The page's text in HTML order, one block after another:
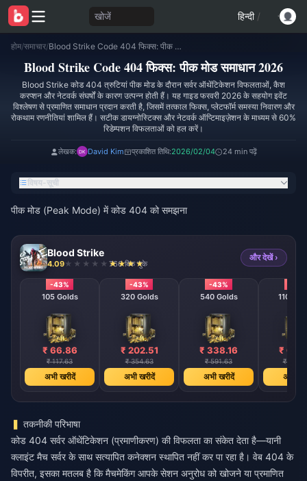
खोजें हिन्दी /
होम/समाचार/ Blood Strike Code 404 फिक्स: पीक मोड समाधान 2026
Blood Strike Code 404 फिक्स: पीक मोड समाधान 2026
Blood Strike कोड 404 त्रुटियां पीक मोड के दौरान सर्वर ऑथेंटिकेशन विफलताओं, कैश
करप्शन और नेटवर्क संघर्षों के कारण उत्पन्न होती हैं। यह गाइड फरवरी 2026 के सहयोग इवेंट
विश्लेषण से प्रमाणित समाधान प्रदान करती है, जिसमें तत्काल फिक्स, प्लेटफॉर्म समस्या निवारण और
रोकथाम रणनीतियां शामिल हैं। सटीक डायग्नोस्टिक्स और नेटवर्क ऑप्टिमाइज़ेशन के माध्यम से 60%
रिडेम्पशन विफलताओं को हल करें।
लेखक: David Kim प्रकाशित तिथि:2026/02/04 24 min पढ़ें
विषय-सूची
पीक मोड (Peak Mode) में कोड 404 को समझना
Blood Strike
4.09 766 बिक चुके
और देखें ›
-43%
105 Golds
₹ 66.86
₹ 117.63
अभी खरीदें
-43%
320 Golds
₹ 202.51
₹ 354.63
अभी खरीदें
-43%
540 Golds
₹ 338.16
₹ 591.63
अभी खरीदें
1100
₹
₹
अभी
तकनीकी परिभाषा
कोड 404 सर्वर ऑथेंटिकेशन (प्रमाणीकरण) की विफलता का संकेत देता है—यानी
क्लाइंट मैच सर्वर के साथ सत्यापित कनेक्शन स्थापित नहीं कर पा रहा है। वेब 404 के
विपरीत, इसका मतलब है कि मैचमेकिंग आपके सेशन अनुरोध को खोजने या प्रमाणित